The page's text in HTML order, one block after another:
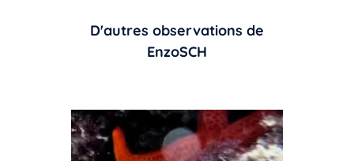
D'autres observations de
EnzoSCH